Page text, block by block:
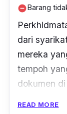
remove_circleBarang
dari
mereka
tempoh
dokumen
READ MORE